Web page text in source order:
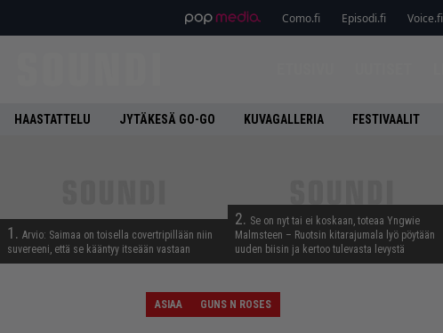
Como.fi Episodi.fi Voice.fi
HAASTATTELU JYTÄKESÄ GO-GO KUVAGALLERIA FESTIVAALIT
1. Arvio: Saimaa on toisella covertripillään niin
suvereeni, että se kääntyy itseään vastaan
2. Se on nyt tai ei koskaan, toteaa Yngwie
Malmsteen – Ruotsin kitarajumala lyö pöytään
uuden biisin ja kertoo tulevasta levystä
ASIAA GUNS N ROSES